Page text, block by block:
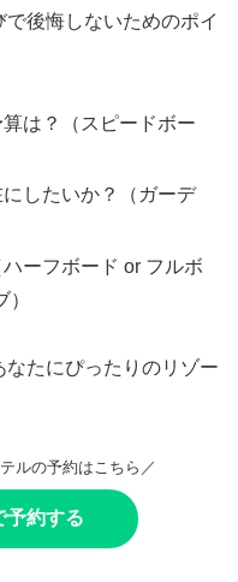
後悔しないためのポイ
は？（スピードボー
したいか？（ガーデ
ハーフボード or フルボ
たにぴったりのリゾー
ルの予約はこちら／
予約する